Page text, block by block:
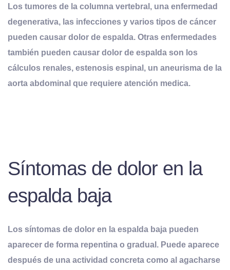
Los tumores de la columna vertebral, una enfermedad
degenerativa, las infecciones y varios tipos de cáncer
pueden causar dolor de espalda. Otras enfermedades
también pueden causar dolor de espalda son los
cálculos renales, estenosis espinal, un aneurisma de la
aorta abdominal que requiere atención medica.
Síntomas de dolor en la
espalda baja
Los síntomas de dolor en la espalda baja pueden
aparecer de forma repentina o gradual. Puede aparece
después de una actividad concreta como al agacharse